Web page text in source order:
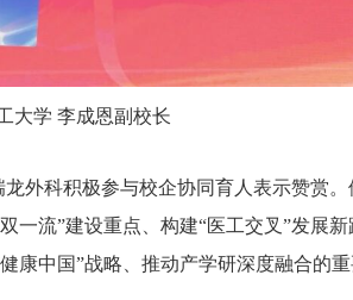
大学 李成恩副校长
外科积极参与校企协同育人表示赞赏
一流”建设重点、构建“医工交叉”发展
康中国”战略、推动产学研深度融合的重